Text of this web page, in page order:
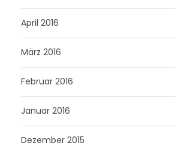
April 2016
März 2016
Februar 2016
Januar 2016
Dezember 2015